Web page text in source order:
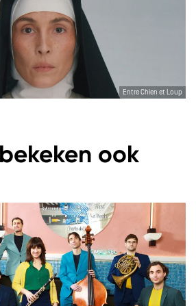
Entre Chien et Loup
ook